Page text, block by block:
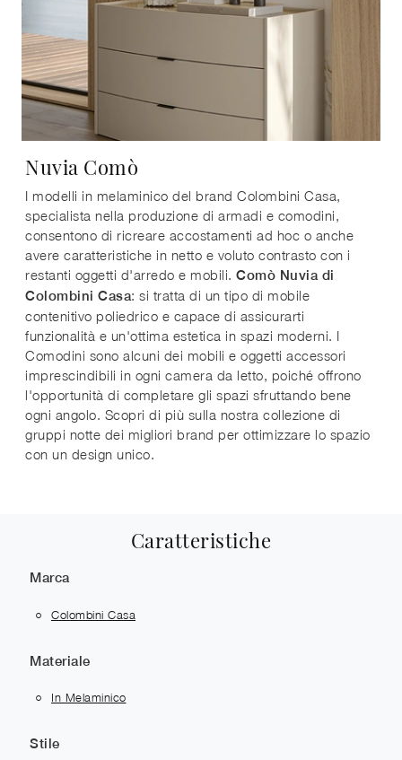
Nuvia Comò
I modelli in melaminico del brand Colombini Casa,
specialista nella produzione di armadi e comodini,
consentono di ricreare accostamenti ad hoc o anche
avere caratteristiche in netto e voluto contrasto con i
restanti oggetti d'arredo e mobili. Comò Nuvia di
Colombini Casa: si tratta di un tipo di mobile
contenitivo poliedrico e capace di assicurarti
funzionalità e un'ottima estetica in spazi moderni. I
Comodini sono alcuni dei mobili e oggetti accessori
imprescindibili in ogni camera da letto, poiché offrono
l'opportunità di completare gli spazi sfruttando bene
ogni angolo. Scopri di più sulla nostra collezione di
gruppi notte dei migliori brand per ottimizzare lo spazio
con un design unico.
Caratteristiche
Marca
Colombini Casa
Materiale
In Melaminico
Stile